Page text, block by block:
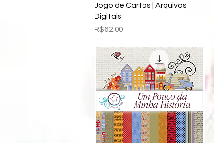
Quick View
Jogo de Cartas | Arquivos
Digitais
Price
R$62.00